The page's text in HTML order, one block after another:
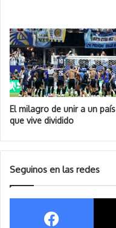
El milagro de unir a un país
que vive dividido
Seguinos en las redes